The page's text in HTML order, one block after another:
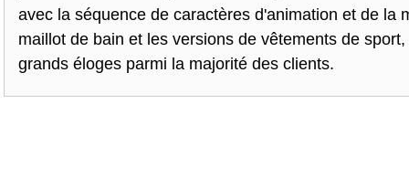
avec la séquence de caractères d'animation et de
maillot de bain et les versions de vêtements de
grands éloges parmi la majorité des clients.